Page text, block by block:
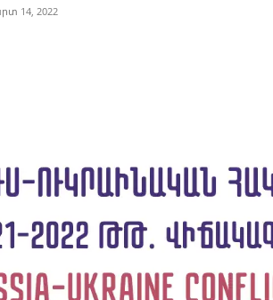
14, 2022